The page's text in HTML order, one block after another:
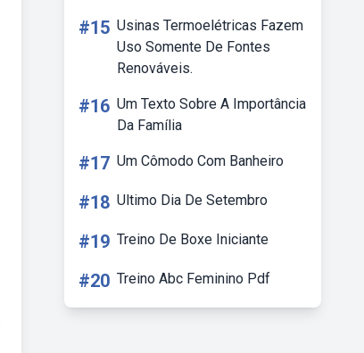
#15 Usinas Termoelétricas Fazem
Uso Somente De Fontes
Renováveis.
#16 Um Texto Sobre A Importância
Da Família
#17 Um Cômodo Com Banheiro
#18 Ultimo Dia De Setembro
#19 Treino De Boxe Iniciante
#20 Treino Abc Feminino Pdf